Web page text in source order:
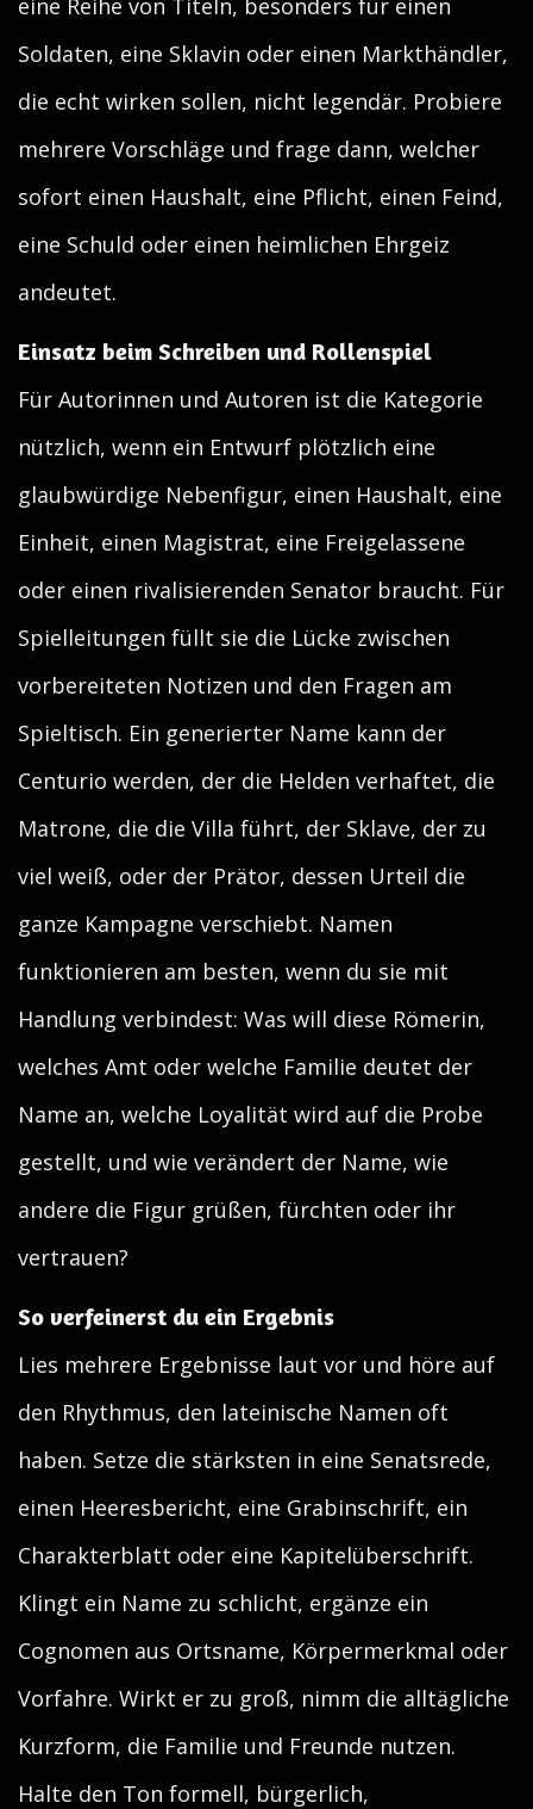
eine Reihe von Titeln, besonders für einen
Soldaten, eine Sklavin oder einen Markthändler,
die echt wirken sollen, nicht legendär. Probiere
mehrere Vorschläge und frage dann, welcher
sofort einen Haushalt, eine Pflicht, einen Feind,
eine Schuld oder einen heimlichen Ehrgeiz
andeutet.
Einsatz beim Schreiben und Rollenspiel
Für Autorinnen und Autoren ist die Kategorie
nützlich, wenn ein Entwurf plötzlich eine
glaubwürdige Nebenfigur, einen Haushalt, eine
Einheit, einen Magistrat, eine Freigelassene
oder einen rivalisierenden Senator braucht. Für
Spielleitungen füllt sie die Lücke zwischen
vorbereiteten Notizen und den Fragen am
Spieltisch. Ein generierter Name kann der
Centurio werden, der die Helden verhaftet, die
Matrone, die die Villa führt, der Sklave, der zu
viel weiß, oder der Prätor, dessen Urteil die
ganze Kampagne verschiebt. Namen
funktionieren am besten, wenn du sie mit
Handlung verbindest: Was will diese Römerin,
welches Amt oder welche Familie deutet der
Name an, welche Loyalität wird auf die Probe
gestellt, und wie verändert der Name, wie
andere die Figur grüßen, fürchten oder ihr
vertrauen?
So verfeinerst du ein Ergebnis
Lies mehrere Ergebnisse laut vor und höre auf
den Rhythmus, den lateinische Namen oft
haben. Setze die stärksten in eine Senatsrede,
einen Heeresbericht, eine Grabinschrift, ein
Charakterblatt oder eine Kapitelüberschrift.
Klingt ein Name zu schlicht, ergänze ein
Cognomen aus Ortsname, Körpermerkmal oder
Vorfahre. Wirkt er zu groß, nimm die alltägliche
Kurzform, die Familie und Freunde nutzen.
Halte den Ton formell, bürgerlich,